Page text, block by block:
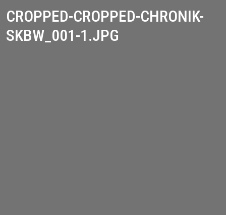
CROPPED-CROPPED-CHRONIK-
SKBW_001-1.JPG